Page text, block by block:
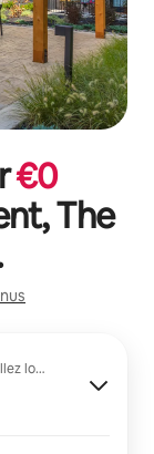
€0
The
louer ?